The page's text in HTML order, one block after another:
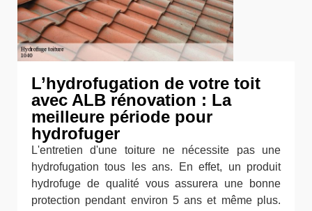
L’hydrofugation de votre toit
avec ALB rénovation : La
meilleure période pour
hydrofuger
L'entretien d'une toiture ne nécessite pas une
hydrofugation tous les ans. En effet, un produit
hydrofuge de qualité vous assurera une bonne
protection pendant environ 5 ans et même plus.